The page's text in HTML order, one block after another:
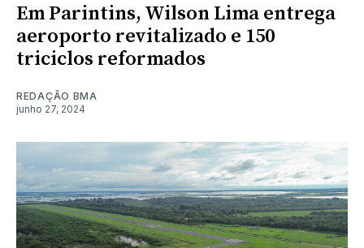
Em Parintins, Wilson Lima entrega
aeroporto revitalizado e 150
triciclos reformados
REDAÇÃO BMA
junho 27, 2024